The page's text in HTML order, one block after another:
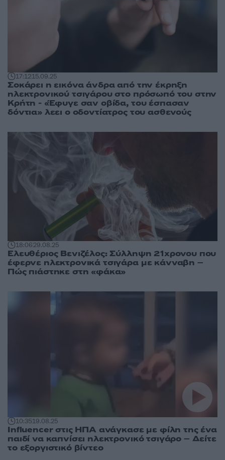
17:1215.09.25
Σοκάρει η εικόνα άνδρα από την έκρηξη
ηλεκτρονικού τσιγάρου στο πρόσωπό του στην
Κρήτη - «Έφυγε σαν οβίδα, του έσπασαν
δόντια» λεει ο οδοντίατρος του ασθενούς
18:0629.08.25
Ελευθέριος Βενιζέλος: Σύλληψη 21χρονου που
έφερνε ηλεκτρονικά τσιγάρα με κάνναβη –
Πώς πιάστηκε στη «φάκα»
10:3519.08.25
Ιnfluencer στις ΗΠΑ ανάγκασε με φίλη της ένα
παιδί να καπνίσει ηλεκτρονικό τσιγάρο – Δείτε
το εξοργιστικό βίντεο